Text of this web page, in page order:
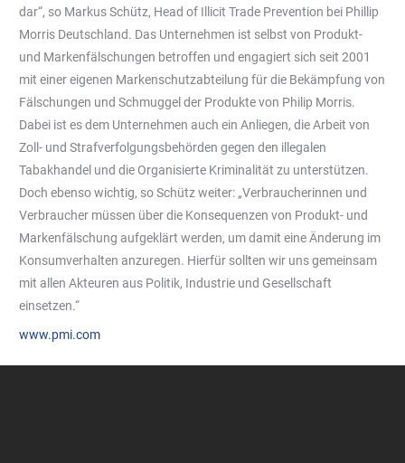
dar“, so Markus Schütz, Head of Illicit Trade Prevention bei Phillip
Morris Deutschland. Das Unternehmen ist selbst von Produkt-
und Markenfälschungen betroffen und engagiert sich seit 2001
mit einer eigenen Markenschutzabteilung für die Bekämpfung von
Fälschungen und Schmuggel der Produkte von Philip Morris.
Dabei ist es dem Unternehmen auch ein Anliegen, die Arbeit von
Zoll- und Strafverfolgungsbehörden gegen den illegalen
Tabakhandel und die Organisierte Kriminalität zu unterstützen.
Doch ebenso wichtig, so Schütz weiter: „Verbraucherinnen und
Verbraucher müssen über die Konsequenzen von Produkt- und
Markenfälschung aufgeklärt werden, um damit eine Änderung im
Konsumverhalten anzuregen. Hierfür sollten wir uns gemeinsam
mit allen Akteuren aus Politik, Industrie und Gesellschaft
einsetzen.“
www.pmi.com